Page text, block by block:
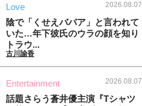
Love 2026.08.07
陰で「くせえババア」と言われて
いた…年下彼氏のウラの顔を知り
トラウ...
古川諭香
Entertainment 2026.08.07
話題さらう蒼井優主演『Tシャツ